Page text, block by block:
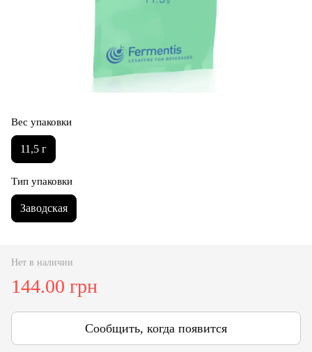
Вес упаковки
11,5 г
Тип упаковки
Заводская
Нет в наличии
144.00 грн
Сообщить, когда появится